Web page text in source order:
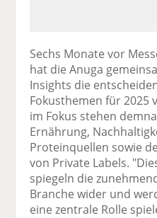
Sechs Monate vor
hat die Anuga
Insights die
Fokusthemen für 2025
im Fokus stehen
Ernährung,
Proteinquellen sowie
von Private Labels.
spiegeln die
Branche wider und
eine zentrale Rolle